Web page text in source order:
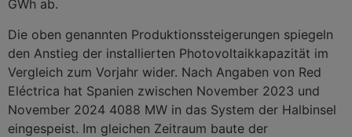
GWh ab.
Die oben genannten Produktionssteigerungen spiegeln
den Anstieg der installierten Photovoltaikkapazität im
Vergleich zum Vorjahr wider. Nach Angaben von Red
Eléctrica hat Spanien zwischen November 2023 und
November 2024 4088 MW in das System der Halbinsel
eingespeist. Im gleichen Zeitraum baute der